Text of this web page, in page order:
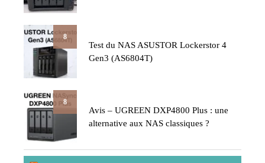
8
Test du NAS ASUSTOR Lockerstor 4
Gen3 (AS6804T)
8
Avis – UGREEN DXP4800 Plus : une
alternative aux NAS classiques ?